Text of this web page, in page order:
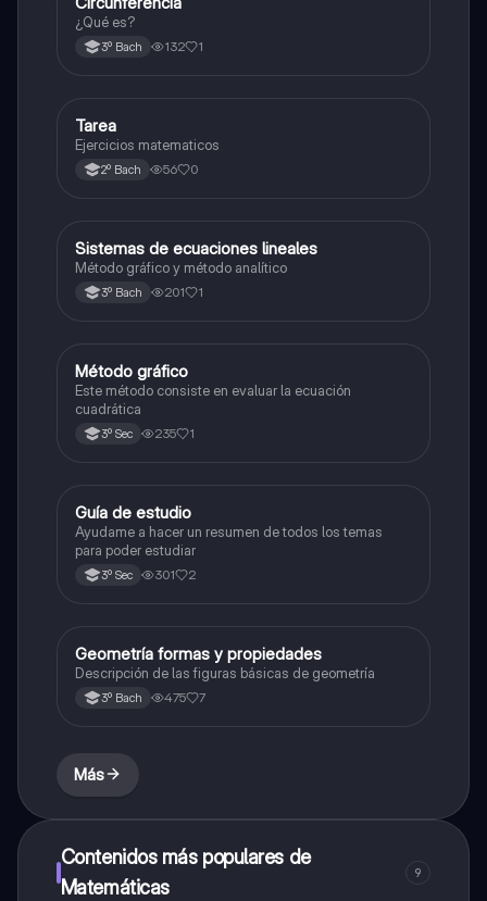
¿Qué es?
3º Bach 132 1
Matemáticas
Tarea
Ejercicios matematicos
2º Bach 56 0
Matemáticas
Sistemas de ecuaciones lineales
Método gráfico y método analítico
3º Bach 201 1
Matemáticas
Método gráfico
Este método consiste en evaluar la ecuación
cuadrática
3º Sec 235 1
Historia
Guía de estudio
Ayudame a hacer un resumen de todos los temas
para poder estudiar
3º Sec 301 2
Geometría y trigonometría
Geometría formas y propiedades
Descripción de las figuras básicas de geometría
3º Bach 475 7
Más
Contenidos más populares de
Matemáticas
9